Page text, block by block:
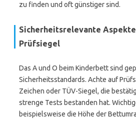
zu finden und oft günstiger sind.
Sicherheitsrelevante
Prüfsiegel
Das A und O beim Kinderbett sind
Sicherheitsstandards. Achte auf
Zeichen oder TÜV-Siegel, die
strenge Tests bestanden hat.
beispielsweise die Höhe der